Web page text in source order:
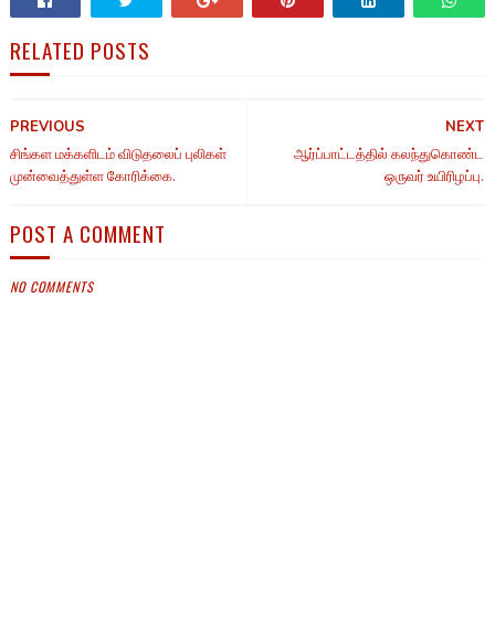
RELATED POSTS
NEXT
ஆர்ப்பாட்டத்தில் கலந்துகொண்ட
ஒருவர் உயிரிழப்பு.
PREVIOUS
சிங்கள மக்களிடம் விடுதலைப் புலிகள்
முன்வைத்துள்ள கோரிக்கை.
POST A COMMENT
NO COMMENTS